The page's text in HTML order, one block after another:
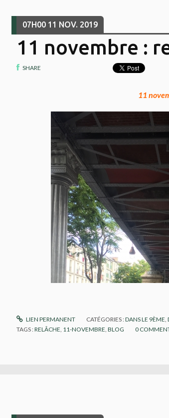
07H00 11 NOV. 2019
11 novembre :
SHARE
11
LIEN PERMANENT CATÉGORIES :DANS LE 9ÈME ,
TAGS :RELÂCHE 11-NOVEMBRE BLOG 0